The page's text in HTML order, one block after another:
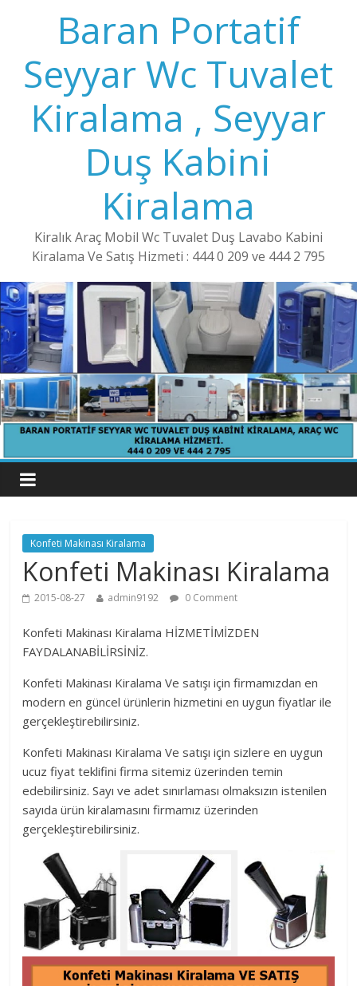
Baran Portatif
Seyyar Wc Tuvalet
Kiralama , Seyyar
Duş Kabini
Kiralama
Kiralık Araç Mobil Wc Tuvalet Duş Lavabo Kabini
Kiralama Ve Satış Hizmeti : 444 0 209 ve 444 2 795
Konfeti Makinası Kiralama
Konfeti Makinası Kiralama
2015-08-27 admin9192 0 Comment
Konfeti Makinası Kiralama HİZMETİMİZDEN
FAYDALANABİLİRSİNİZ.
Konfeti Makinası Kiralama Ve satışı için firmamızdan en
modern en güncel ürünlerin hizmetini en uygun fiyatlar ile
gerçekleştirebilirsiniz.
Konfeti Makinası Kiralama Ve satışı için sizlere en uygun
ucuz fiyat teklifini firma sitemiz üzerinden temin
edebilirsiniz. Sayı ve adet sınırlaması olmaksızın istenilen
sayıda ürün kiralamasını firmamız üzerinden
gerçekleştirebilirsiniz.